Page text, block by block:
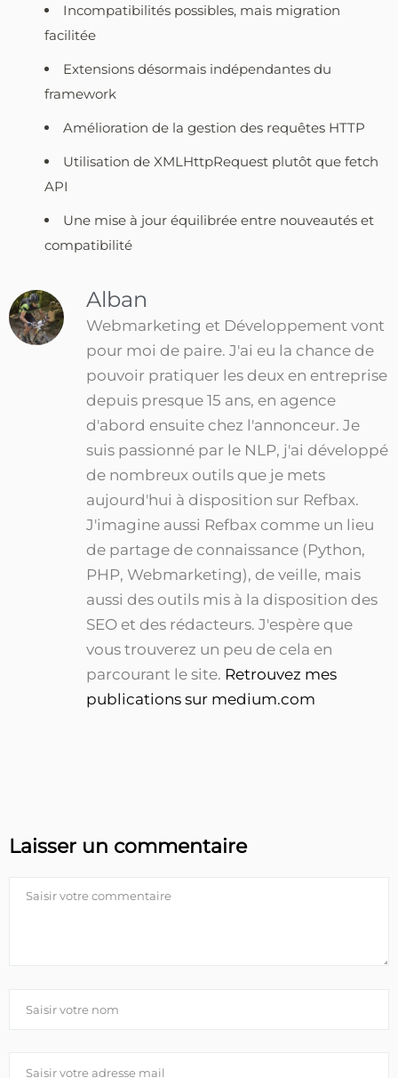
Incompatibilités possibles, mais migration
facilitée
Extensions désormais indépendantes du
framework
Amélioration de la gestion des requêtes HTTP
Utilisation de XMLHttpRequest plutôt que fetch
API
Une mise à jour équilibrée entre nouveautés et
compatibilité
Alban
Webmarketing et Développement vont
pour moi de paire. J'ai eu la chance de
pouvoir pratiquer les deux en entreprise
depuis presque 15 ans, en agence
d'abord ensuite chez l'annonceur. Je
suis passionné par le NLP, j'ai développé
de nombreux outils que je mets
aujourd'hui à disposition sur Refbax.
J'imagine aussi Refbax comme un lieu
de partage de connaissance (Python,
PHP, Webmarketing), de veille, mais
aussi des outils mis à la disposition des
SEO et des rédacteurs. J'espère que
vous trouverez un peu de cela en
parcourant le site. Retrouvez mes
publications sur medium.com
Laisser un commentaire